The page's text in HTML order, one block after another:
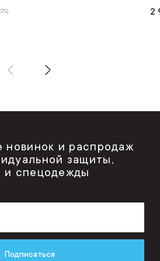
2
новинок и распродаж
защиты,
и спецодежды
Подписаться